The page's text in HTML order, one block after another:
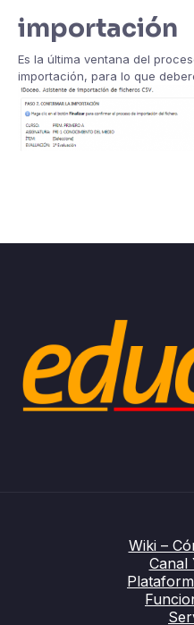
importación
Es la última ventana del
importación, para lo que
Wiki –
Canal